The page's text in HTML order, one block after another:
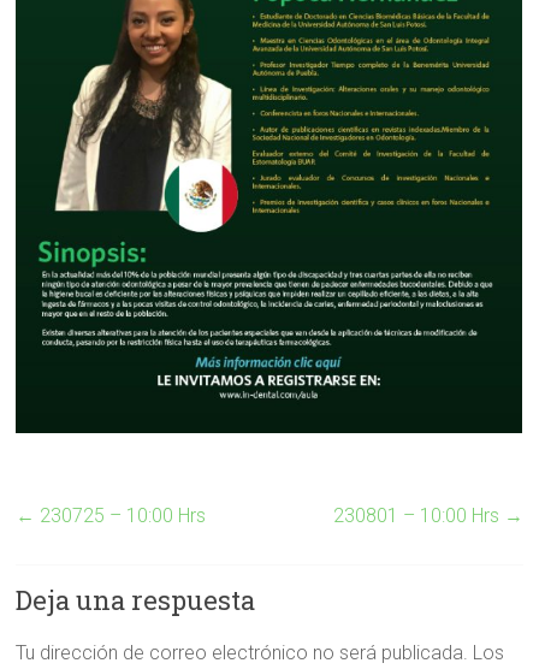
← 230725 – 10:00 Hrs 230801 – 10:00 Hrs →
Deja una respuesta
Tu dirección de correo electrónico no será publicada. Los